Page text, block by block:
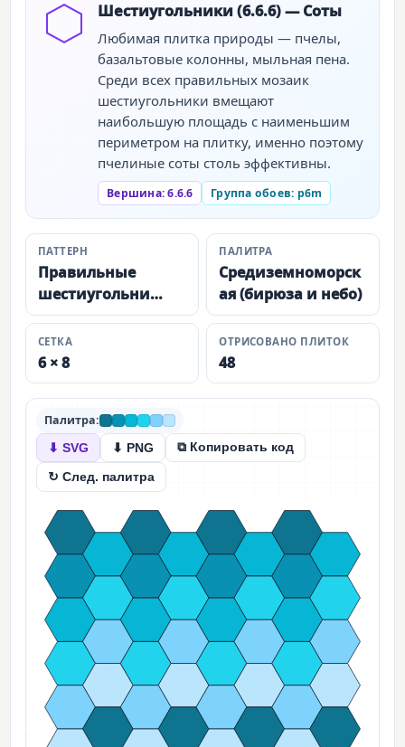
Шестиугольники (6.6.6) — Соты
Любимая плитка природы — пчелы,
базальтовые колонны, мыльная пена.
Среди всех правильных мозаик
шестиугольники вмещают
наибольшую площадь с наименьшим
периметром на плитку, именно поэтому
пчелиные соты столь эффективны.
Вершина: 6.6.6 Группа обоев: p6m
ПАТТЕРН
Правильные
шестиугольни…
ПАЛИТРА
Средиземноморск
ая (бирюза и небо)
СЕТКА
6 × 8
ОТРИСОВАНО ПЛИТОК
48
Палитра:
⬇ SVG ⬇ PNG ⧉ Копировать код
↻ След. палитра